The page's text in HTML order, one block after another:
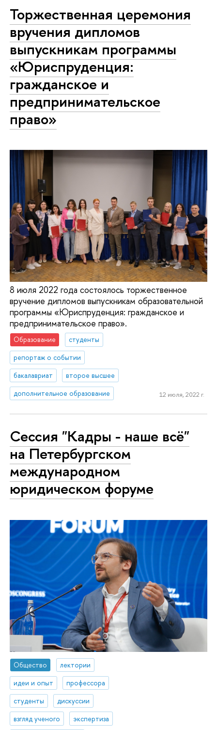
Торжественная церемония
вручения дипломов
выпускникам программы
«Юриспруденция:
гражданское и
предпринимательское
право»
8 июля 2022 года состоялось торжественное
вручение дипломов выпускникам образовательной
программы «Юриспруденция: гражданское и
предпринимательское право».
Образование
студенты
репортаж о событии
бакалавриат
второе высшее
дополнительное образование
12 июля, 2022 г.
Сессия "Кадры - наше всё"
на Петербургском
международном
юридическом форуме
Общество
лектории
идеи и опыт
профессора
студенты
дискуссии
взгляд ученого
экспертиза